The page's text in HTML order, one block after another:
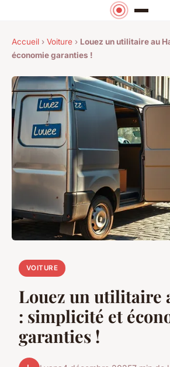
Accueil › Voiture › Louez un utilitaire au
économie garanties !
VOITURE
Louez un utilitaire
: simplicité et
garanties !